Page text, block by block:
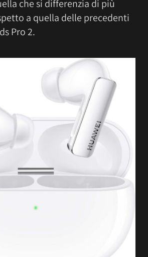
che si differenzia di più
a quella delle precedenti
Pro 2.